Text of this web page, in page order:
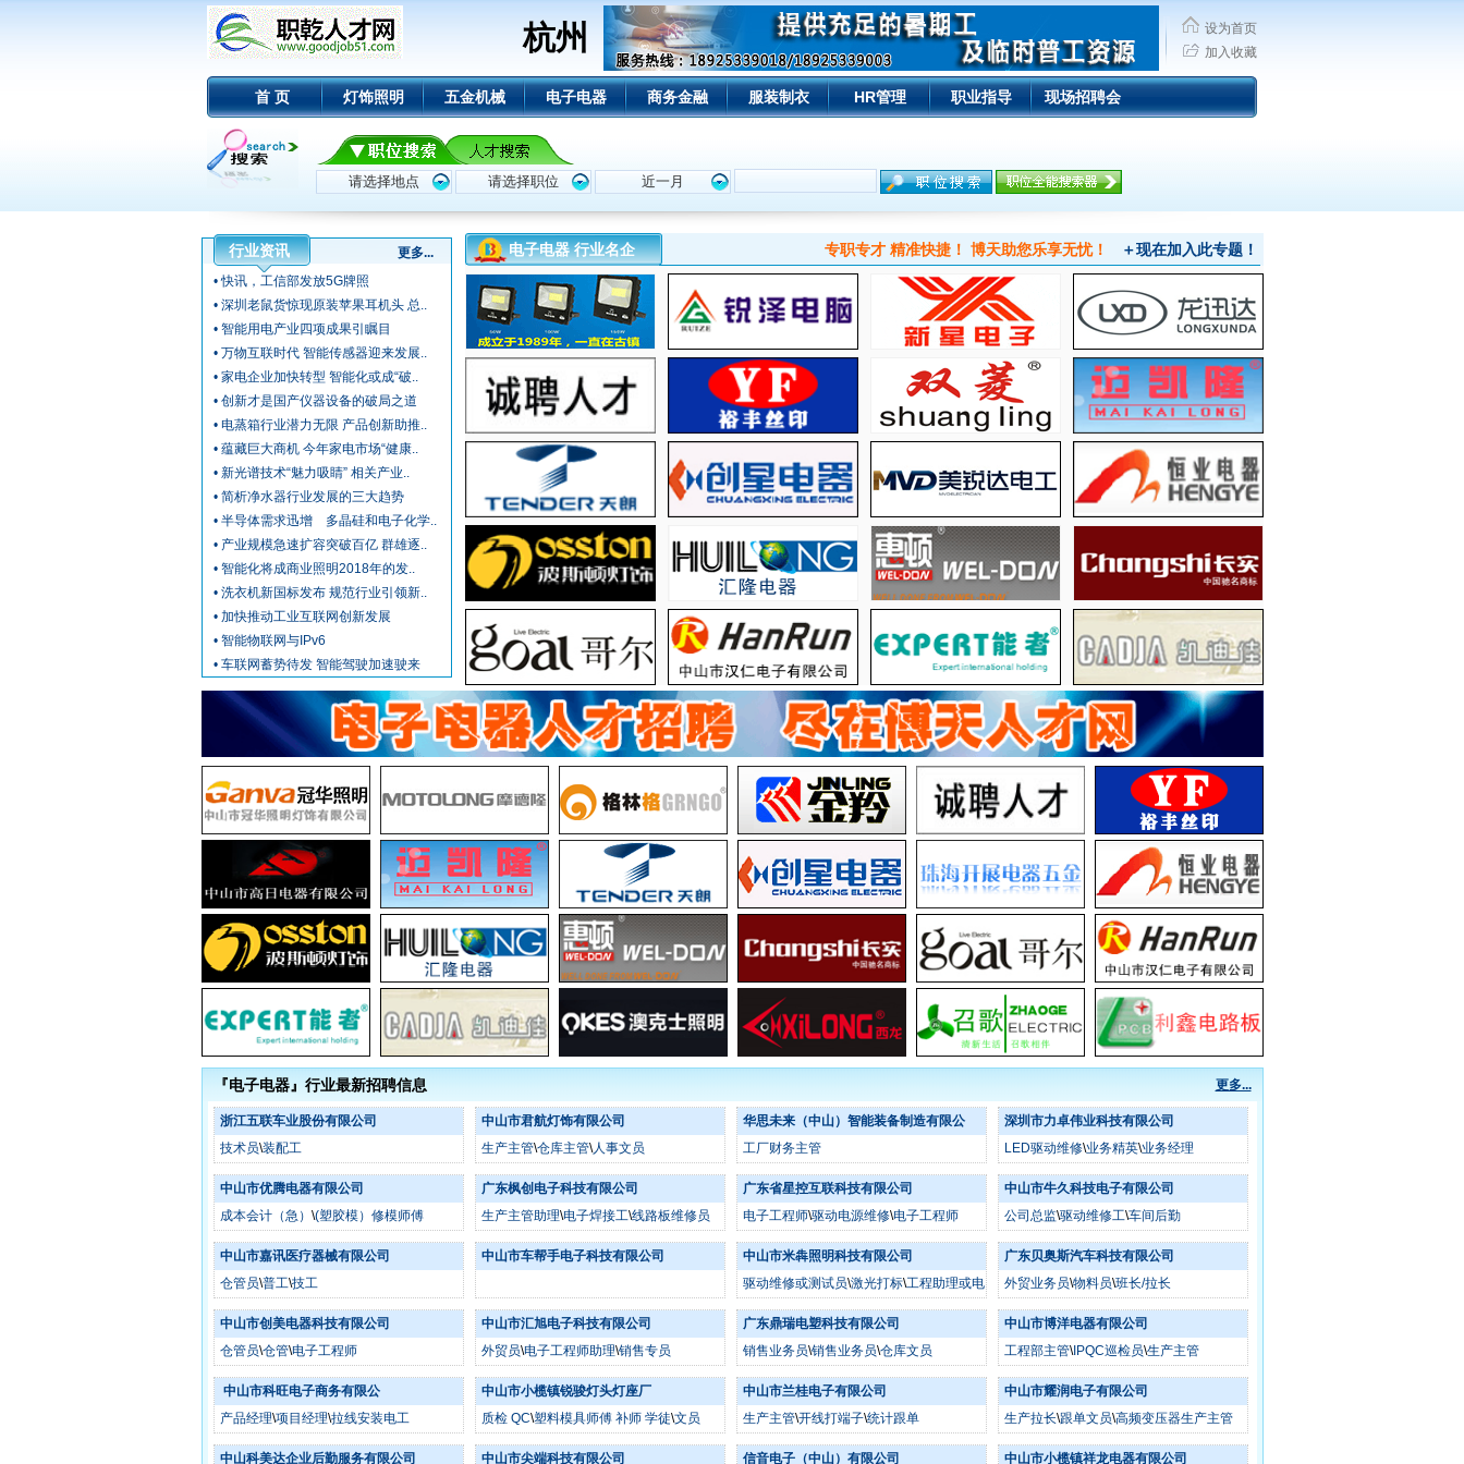
杭州
设为首页
加入收藏
首 页 灯饰照明 五金机械 电子电器 商务金融 服装制衣 HR管理 职业指导 现场招聘会
行业资讯
更多...
• 快讯，工信部发放5G牌照
• 深圳老鼠货惊现原装苹果耳机头 总..
• 智能用电产业四项成果引瞩目
• 万物互联时代 智能传感器迎来发展..
• 家电企业加快转型 智能化或成“破..
• 创新才是国产仪器设备的破局之道
• 电蒸箱行业潜力无限 产品创新助推..
• 蕴藏巨大商机 今年家电市场“健康..
• 新光谱技术“魅力吸睛” 相关产业..
• 简析净水器行业发展的三大趋势
• 半导体需求迅增 多晶硅和电子化学..
• 产业规模急速扩容突破百亿 群雄逐..
• 智能化将成商业照明2018年的发..
• 洗衣机新国标发布 规范行业引领新..
• 加快推动工业互联网创新发展
• 智能物联网与IPv6
• 车联网蓄势待发 智能驾驶加速驶来
电子电器 行业名企 专职专才 精准快捷！ 博天助您乐享无忧！ ＋现在加入此专题！
『电子电器』行业最新招聘信息 更多...
浙江五联车业股份有限公司
技术员\装配工
中山市君航灯饰有限公司
生产主管\仓库主管\人事文员
华思未来（中山）智能装备制造有限公
工厂财务主管
深圳市力卓伟业科技有限公司
LED驱动维修\业务精英\业务经理
中山市优腾电器有限公司
成本会计（急） \(塑胶模）修模师傅
广东枫创电子科技有限公司
生产主管助理\电子焊接工\线路板维修员
广东省星控互联科技有限公司
电子工程师\驱动电源维修\电子工程师
中山市牛久科技电子有限公司
公司总监\驱动维修工\车间后勤
中山市嘉讯医疗器械有限公司
仓管员\普工\技工
中山市车帮手电子科技有限公司
中山市米犇照明科技有限公司
驱动维修或测试员\激光打标\工程助理或电
子工程打样
广东贝奥斯汽车科技有限公司
外贸业务员\物料员\班长/拉长
中山市创美电器科技有限公司
仓管员\仓管\电子工程师
中山市汇旭电子科技有限公司
外贸员\电子工程师助理\销售专员
广东鼎瑞电塑科技有限公司
销售业务员\销售业务员\仓库文员
中山市博洋电器有限公司
工程部主管\IPQC巡检员\生产主管
中山市科旺电子商务有限公
产品经理\项目经理\拉线安装电工
中山市小榄镇锐骏灯头灯座厂
质检 QC\塑料模具师傅 补师 学徒\文员
中山市兰桂电子有限公司
生产主管\开线打端子\统计跟单
中山市耀润电子有限公司
生产拉长\跟单文员\高频变压器生产主管
中山科美达企业后勤服务有限公司 中山市尖端科技有限公司 信音电子（中山）有限公司 中山市小榄镇祥龙电器有限公司